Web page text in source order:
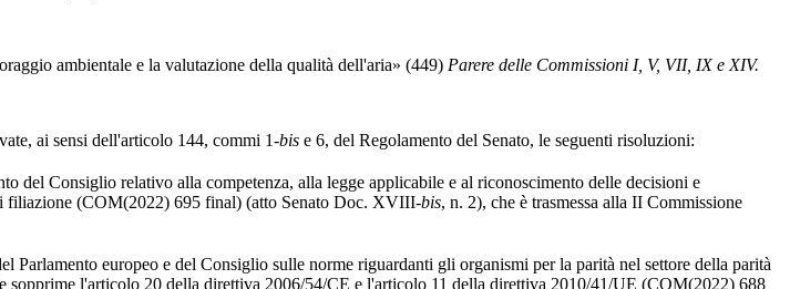
ambientale e la valutazione della qualità dell'aria» (449) Parere delle Commissioni I, V, VII, IX e XIV.
ai sensi dell'articolo 144, commi 1-bis e 6, del Regolamento del Senato, le seguenti risoluzioni:
del Consiglio relativo alla competenza, alla legge applicabile e al riconoscimento delle decisioni e
filiazione (COM(2022) 695 final) (atto Senato Doc. XVIII-bis, n. 2), che è trasmessa alla II Commissione
europeo e del Consiglio sulle norme riguardanti gli organismi per la parità nel settore della parità
sopprime l'articolo 20 della direttiva 2006/54/CE e l'articolo 11 della direttiva 2010/41/UE (COM(2022) 688